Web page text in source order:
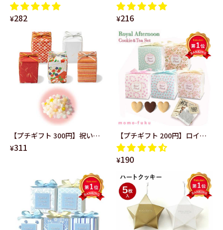
ップコーン かわいい カラフル
10種の味 ありがとう お世話に
なりました Thank you タグ
¥282
ンスネイビーＢＯＸハートパ
イ 上品 ネイビーリボン あ
りがとう ハート パイ 退
職 結婚式 ご挨拶 かわい
¥216
【プチギフト 300円】祝い結
び単品 結婚式 二次会 産休 退職
美味しい お礼の品 ありがとう
金平糖 ギフト ちょっとしたお
礼 職場 和風 パッケージ
¥311
【プチギフト 200円】ロイヤ
ルアフタヌーンティー＆クッ
キー かわいい ハート 5種
類 クッキー 紅茶 ありが
とう 感謝 退職 結婚式
お礼
¥190